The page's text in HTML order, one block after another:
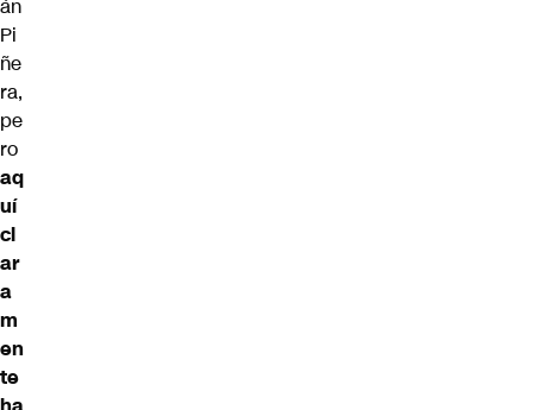
án
Pi
ñe
ra,
pe
ro
aq
uí
cl
ar
a
m
en
te